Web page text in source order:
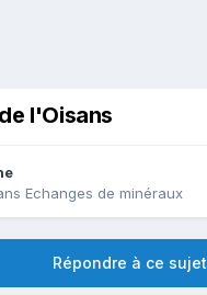
l'Oisans
Echanges de minéraux
Répondre à ce sujet